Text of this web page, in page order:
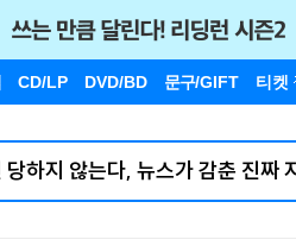
CD/LP DVD/BD 문구/GIFT 티켓